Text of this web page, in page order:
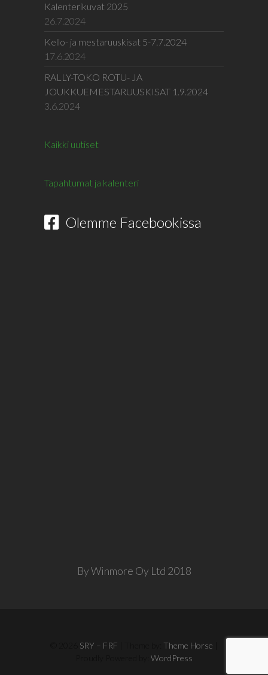
Kalenterikuvat 2025
26.7.2024
Kello- ja mestaruuskisat 5-7.7.2024
17.6.2024
RALLY-TOKO ROTU- JA
JOUKKUEMESTARUUSKISAT 1.9.2024
3.6.2024
Kaikki uutiset
Tapahtumat ja kalenteri
Olemme Facebookissa
By Winmore Oy Ltd 2018
SRY – FRF Theme Horse
WordPress